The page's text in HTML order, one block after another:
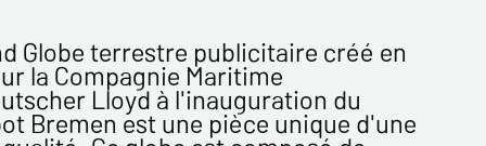
Globe terrestre publicitaire créé en
la Compagnie Maritime
Lloyd à l'inauguration du
Bremen est une pièce unique d'une